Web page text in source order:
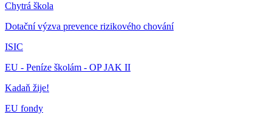
Chytrá škola
Dotační výzva prevence rizikového chování
ISIC
EU - Peníze školám - OP JAK II
Kadaň žije!
EU fondy